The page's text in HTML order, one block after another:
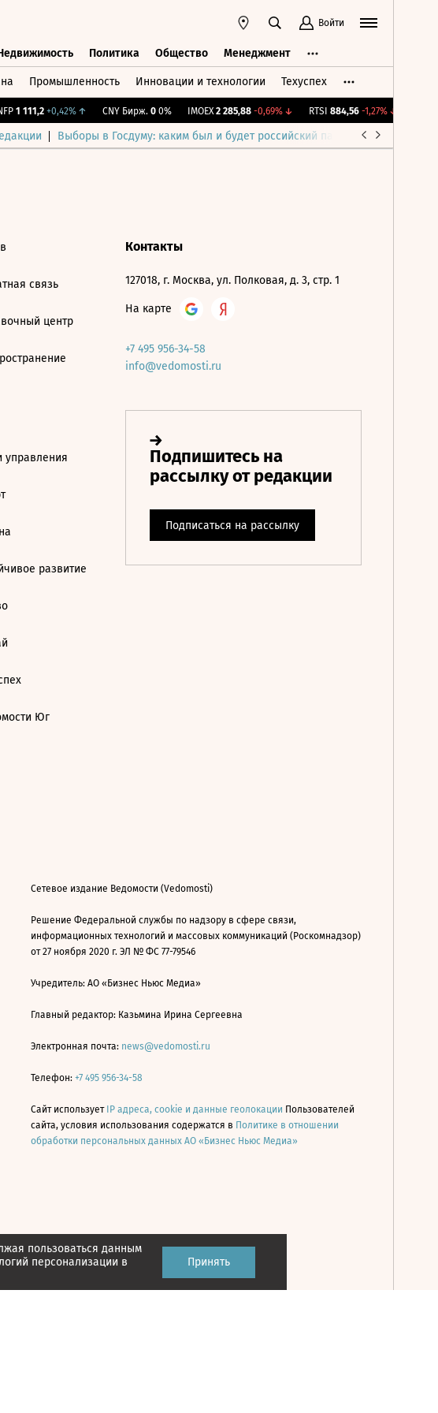
Войти
Политика Общество Менеджмент
Промышленность Инновации и технологии Техуспех
1 111,2 +0,42%↑ CNY Бирж. 0 0% IMOEX 2 285,88 -0,69%↓ RTSI 884,56 -1,27%↓
Выборы в Госдуму: каким был и будет российский парламент
пользоваться данным
персонализации в
Принять
связь
центр
управления
развитие
Юг
Контакты
127018, г. Москва, ул. Полковая, д. 3, стр. 1
На карте
+7 495 956-34-58
info@vedomosti.ru
Сетевое издание Ведомости (Vedomosti)
Решение Федеральной службы по надзору в сфере связи,
информационных технологий и массовых коммуникаций (Роскомнадзор)
от 27 ноября 2020 г. ЭЛ № ФС 77-79546
Учредитель: АО «Бизнес Ньюс Медиа»
Главный редактор: Казьмина Ирина Сергеевна
Электронная почта: news@vedomosti.ru
Телефон: +7 495 956-34-58
Сайт использует IP адреса, cookie и данные геолокации Пользователей
сайта, условия использования содержатся в Политике в отношении
обработки персональных данных АО «Бизнес Ньюс Медиа»